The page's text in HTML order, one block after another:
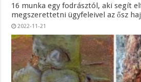
16 munka egy fodrásztól, aki segít
megszerettetni ügyfeleivel az ősz
2022-11-21